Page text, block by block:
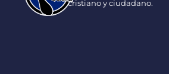
cristiano y ciudadano.